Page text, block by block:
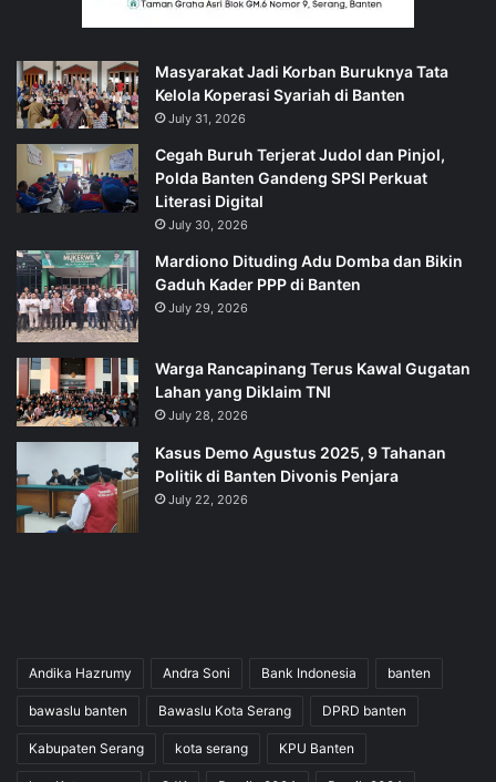
‎Masyarakat Jadi Korban Buruknya Tata
Kelola Koperasi Syariah di Banten
July 31, 2026
Cegah Buruh Terjerat Judol dan Pinjol,
Polda Banten Gandeng SPSI Perkuat
Literasi Digital
July 30, 2026
‎Mardiono Dituding Adu Domba dan Bikin
Gaduh Kader PPP di Banten
July 29, 2026
‎Warga Rancapinang Terus Kawal Gugatan
Lahan yang Diklaim TNI‎‎
July 28, 2026
‎Kasus Demo Agustus 2025, 9 Tahanan
Politik di Banten Divonis Penjara
July 22, 2026
Andika Hazrumy Andra Soni Bank Indonesia banten
bawaslu banten Bawaslu Kota Serang DPRD banten
Kabupaten Serang kota serang KPU Banten